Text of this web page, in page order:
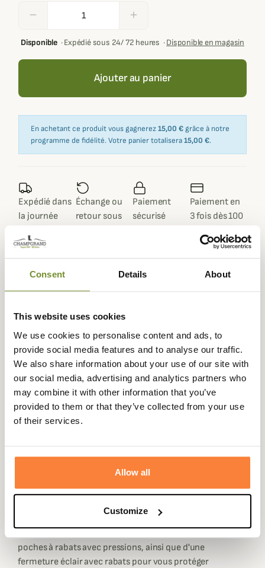
Consent Details About
This website uses cookies
We use cookies to personalise content and ads, to
provide social media features and to analyse our traffic.
We also share information about your use of our site with
our social media, advertising and analytics partners who
may combine it with other information that you’ve
provided to them or that they’ve collected from your use
of their services.
Allow all
Customize
remove add
Disponible·Expédié sous 24/ 72 heures ·Disponible en magasin
Ajouter au panier
En achetant ce produit vous gagnerez15,00 € grâce à notre
programme de fidélité. Votre panier totalisera15,00 €.
Expédié dans
la journée
Échange ou
retour sous
Paiement
sécurisé
Paiement en
3 fois dès 100
Description
Dubarry
vous propose la veste Friel pour femme qui est
imperméable pour un look moderne et très tendance.
La veste Friel est une veste parfaite pour l'automne-
hiver, elle est dotée de la technologie Gore Tex qui la rend
100% imperméable, elle sera donc parfaite pour vous
protéger lors de vos sorties sous la pluie tout en vous
donnant un style élégant tout en légèreté.
vous permettra d'adapter la coupe à votre convenance et
d'avoir une allure flatteuse. Cette veste se veut tout de
dynamique. Il sera satisfaire les femmes qui aiment
porter des vêtements près du corps.
poches à rabats avec pressions, ainsi que d'une
fermeture éclair avec rabats pour vous protéger